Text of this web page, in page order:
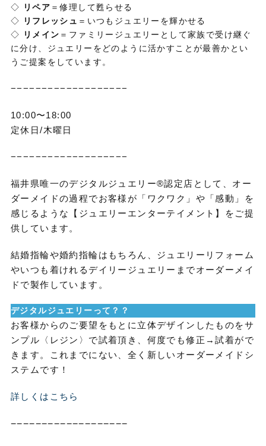
◇
リペア ＝修理して甦らせる
◇
リフレッシュ ＝いつもジュエリーを輝かせる
◇
リメイン ＝ファミリージュエリーとして家族で受け継ぐ
に分け、ジュエリーをどのように活かすことが最善かとい
うご提案をしています。
−−−−−−−−−−−−−−−−−−−
10:00〜18:00
定休日/木曜日
−−−−−−−−−−−−−−−−−−−
福井県唯一のデジタルジュエリー®認定店として、オー
ダーメイドの過程でお客様が「ワクワク」や「感動」を
感じるような【ジュエリーエンターテイメント】をご提
供しています。
結婚指輪や婚約指輪はもちろん、ジュエリーリフォーム
やいつも着けれるデイリージュエリーまでオーダーメイ
ドで製作しています。
デジタルジュエリーって？？
お客様からのご要望をもとに立体デザインしたものをサ
ンプル〈レジン〉で試着頂き、何度でも修正→試着がで
きます。これまでにない、全く新しいオーダーメイドシ
ステムです！
詳しくはこちら
−−−−−−−−−−−−−−−−−−−